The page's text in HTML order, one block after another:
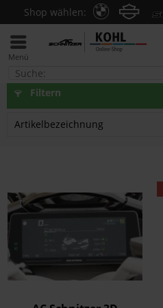
Shop wählen:
Menü
R 1200 GS, ADV 2004-09
Filtern